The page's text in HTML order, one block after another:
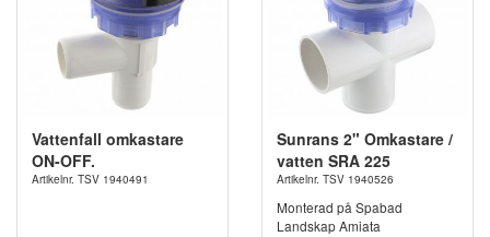
Vattenfall omkastare
ON-OFF.
Artikelnr. TSV 1940491
Sunrans 2" Omkastare /
vatten SRA 225
Artikelnr. TSV 1940526
Monterad på Spabad
Landskap Amiata